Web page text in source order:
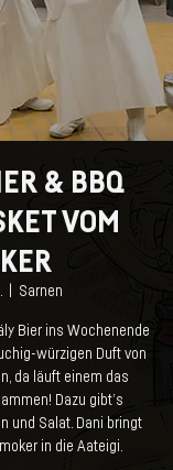
& BBQ
VOM
Sarnen
Bier ins Wochenende
würzigen Duft von
da läuft einem das
Dazu gibt’s
und Salat. Dani bringt
in die Aateigi.